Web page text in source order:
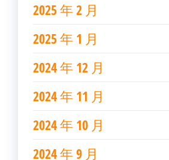
2025 年 2 月
2025 年 1 月
2024 年 12 月
2024 年 11 月
2024 年 10 月
2024 年 9 月